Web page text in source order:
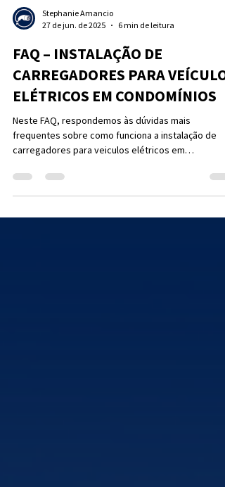
27 de jun. de 2025
6 min de leitura
FAQ – INSTALAÇÃO DE
CARREGADORES PARA
ELÉTRICOS EM CONDOMÍNIOS
Neste FAQ, respondemos às dúvidas mais
carregadores para veiculos elétricos em